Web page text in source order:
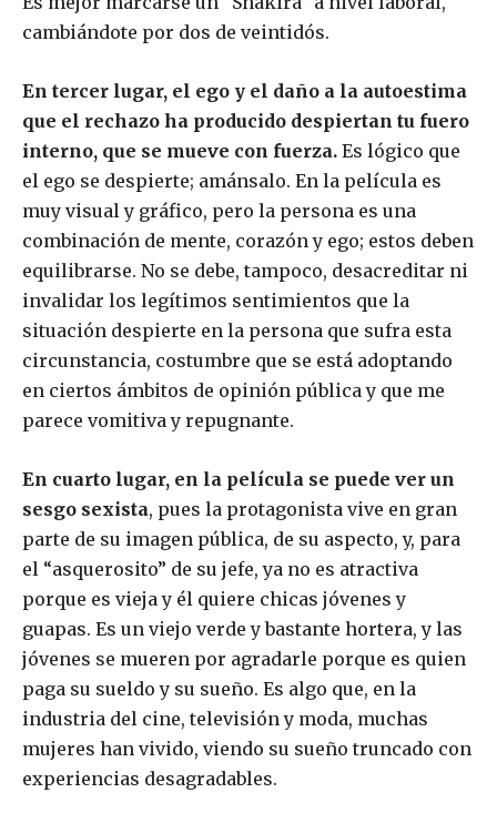
cambiándote por dos de veintidós.
En tercer lugar, el ego y el daño a la autoestima
que el rechazo ha producido despiertan tu fuero
interno, que se mueve con fuerza. Es lógico que
el ego se despierte; amánsalo. En la película es
muy visual y gráfico, pero la persona es una
combinación de mente, corazón y ego; estos deben
equilibrarse. No se debe, tampoco, desacreditar ni
invalidar los legítimos sentimientos que la
situación despierte en la persona que sufra esta
circunstancia, costumbre que se está adoptando
en ciertos ámbitos de opinión pública y que me
parece vomitiva y repugnante.
En cuarto lugar, en la película se puede ver un
sesgo sexista, pues la protagonista vive en gran
parte de su imagen pública, de su aspecto, y, para
el “asquerosito” de su jefe, ya no es atractiva
porque es vieja y él quiere chicas jóvenes y
guapas. Es un viejo verde y bastante hortera, y las
jóvenes se mueren por agradarle porque es quien
paga su sueldo y su sueño. Es algo que, en la
industria del cine, televisión y moda, muchas
mujeres han vivido, viendo su sueño truncado con
experiencias desagradables.